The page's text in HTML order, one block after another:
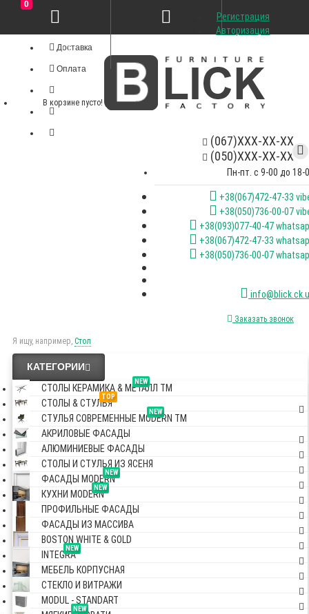
Доставка
Оплата
Личный кабинет
(067)XXX-XX-XX
(050)XXX-XX-XX
Пн-пт. с 9-00 до 18-
+38(067)472-47-33
+38(050)736-00-07
+38(093)077-40-47
+38(067)472-47-33
+38(050)736-00-07
Заказать звонок
Я ищу, например, Стол
Регистрация
Авторизация
0
В корзине пусто!
КАТЕГОРИИ
NEW
СТОЛЫ КЕРАМИКА & МЕТАЛЛ TM
TOP
СТОЛЫ & СТУЛЬЯ
NEW
СТУЛЬЯ СОВРЕМЕННЫЕ MODERN TM
АКРИЛОВЫЕ ФАСАДЫ
АЛЮМИНИЕВЫЕ ФАСАДЫ
СТОЛЫ И СТУЛЬЯ ИЗ ЯСЕНЯ
NEW
ФАСАДЫ MODERN
NEW
КУХНИ MODERN
ПРОФИЛЬНЫЕ ФАСАДЫ
ФАСАДЫ ИЗ МАССИВА
BOSTON WHITE & GOLD
NEW
INTEGRA
МЕБЕЛЬ КОРПУСНАЯ
СТЕКЛО И ВИТРАЖИ
MODUL - STANDART
NEW